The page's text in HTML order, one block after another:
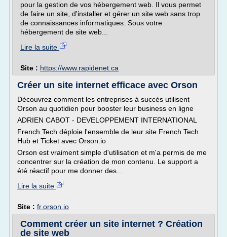
pour la gestion de vos hébergement web. Il vous permet
de faire un site, d'installer et gérer un site web sans trop
de connaissances informatiques. Sous votre
hébergement de site web...
Lire la suite
Site : https://www.rapidenet.ca
Créer un site internet efficace avec Orson
Découvrez comment les entreprises à succès utilisent
Orson au quotidien pour booster leur business en ligne
ADRIEN CABOT - DEVELOPPEMENT INTERNATIONAL
French Tech déploie l'ensemble de leur site French Tech
Hub et Ticket avec Orson.io
Orson est vraiment simple d'utilisation et m'a permis de me
concentrer sur la création de mon contenu. Le support a
été réactif pour me donner des...
Lire la suite
Site : fr.orson.io
Comment créer un site internet ? Création
de site web